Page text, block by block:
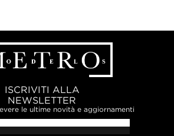
ISCRIVITI ALLA
NEWSLETTER
le ultime novità e aggiornamenti